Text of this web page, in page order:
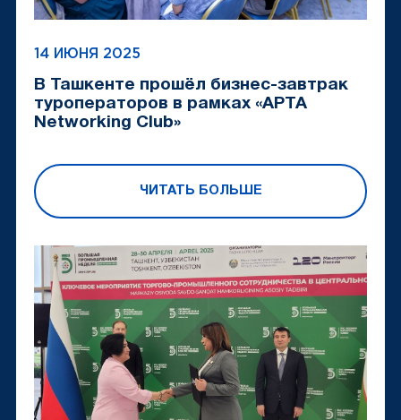
14 ИЮНЯ 2025
В Ташкенте прошёл бизнес-завтрак
туроператоров в рамках «APTA
Networking Club»
ЧИТАТЬ БОЛЬШЕ